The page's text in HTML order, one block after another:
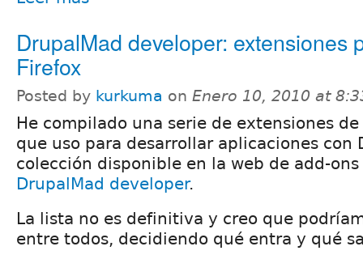
DrupalMad developer: extensiones
Firefox
Posted by kurkuma on Enero 10, 2010 at
He compilado una serie de extensiones de
que uso para desarrollar aplicaciones con
colección disponible en la web de add-
DrupalMad developer.
La lista no es definitiva y creo que
entre todos, decidiendo qué entra y qué